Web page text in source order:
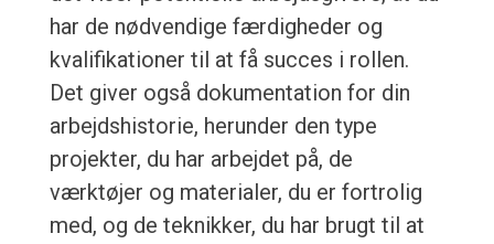
har de nødvendige færdigheder og
kvalifikationer til at få succes i rollen.
Det giver også dokumentation for din
arbejdshistorie, herunder den type
projekter, du har arbejdet på, de
værktøjer og materialer, du er fortrolig
med, og de teknikker, du har brugt til at